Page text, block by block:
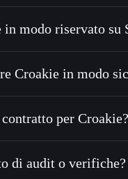
— scambia CROAKIE
strategia dollar-cost
— trasferisci CROAKIE
chiavi private
modo riservato su
Aggregatore di privacy
Croakie in modo
Croakie
per Croakie?
Croakie
di audit o verifiche?